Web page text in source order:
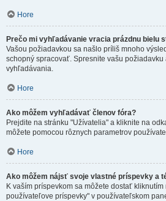
Hore
Prečo mi vyhľadávanie vracia prázdnu bielu
Vašou požiadavkou sa našlo príliš mnoho
schopný spracovať. Spresnite vašu
vyhľadávania.
Hore
Ako môžem vyhľadávať členov fóra?
Prejdite na stránku "Užívatelia" a kliknite na
môžete pomocou rôznych parametrov
Hore
Ako môžem nájsť svoje vlastné príspevky a
K vaším príspevkom sa môžete dostať
používateľove príspevky" v používateľskom